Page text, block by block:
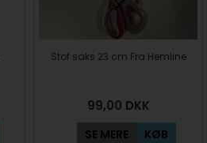
Stof saks 23 cm Fra Hemline
99,00 DKK
SE MERE KØB